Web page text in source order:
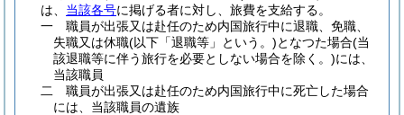
は、 当該各号に掲げる者に対し、旅費を支給する。
一
職員が出張又は赴任のため内国旅行中に退職、免職、
失職又は休職(以下「退職等」という。)となつた場合(当
該退職等に伴う旅行を必要としない場合を除く。)には、
当該職員
二
職員が出張又は赴任のため内国旅行中に死亡した場合
には、当該職員の遺族